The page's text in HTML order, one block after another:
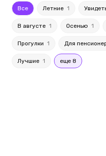
Все Летние 1
В августе 1 Осенью 1
Прогулки 1 Для
Лучшие 1 еще 8